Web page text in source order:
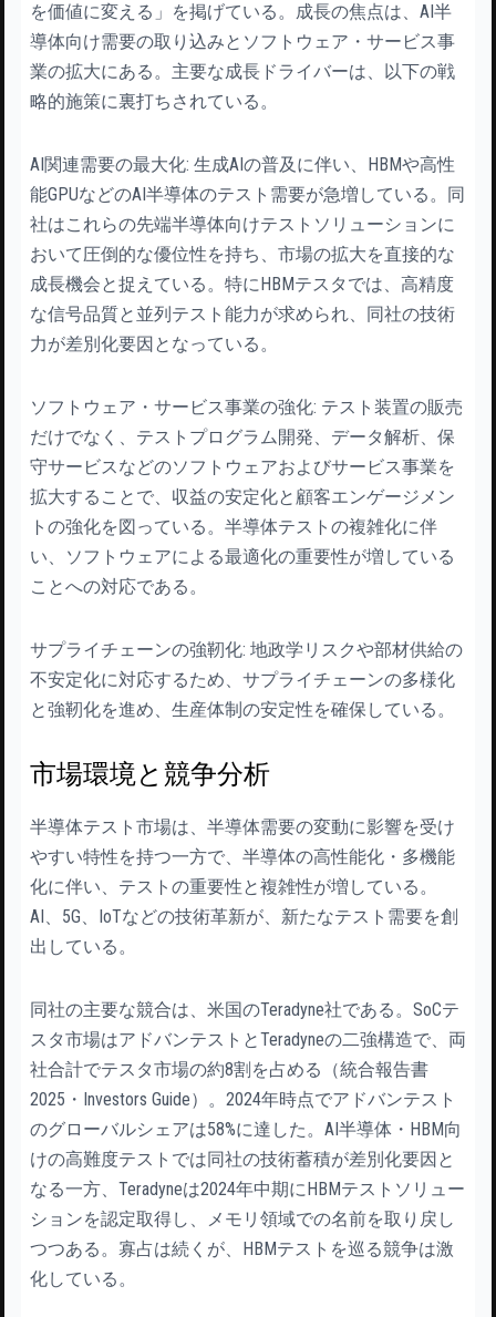
を価値に変える」を掲げている。成長の焦点は、AI半
導体向け需要の取り込みとソフトウェア・サービス事
業の拡大にある。主要な成長ドライバーは、以下の戦
略的施策に裏打ちされている。
AI関連需要の最大化: 生成AIの普及に伴い、HBMや高性
能GPUなどのAI半導体のテスト需要が急増している。同
社はこれらの先端半導体向けテストソリューションに
おいて圧倒的な優位性を持ち、市場の拡大を直接的な
成長機会と捉えている。特にHBMテスタでは、高精度
な信号品質と並列テスト能力が求められ、同社の技術
力が差別化要因となっている。
ソフトウェア・サービス事業の強化: テスト装置の販売
だけでなく、テストプログラム開発、データ解析、保
守サービスなどのソフトウェアおよびサービス事業を
拡大することで、収益の安定化と顧客エンゲージメン
トの強化を図っている。半導体テストの複雑化に伴
い、ソフトウェアによる最適化の重要性が増している
ことへの対応である。
サプライチェーンの強靭化: 地政学リスクや部材供給の
不安定化に対応するため、サプライチェーンの多様化
と強靭化を進め、生産体制の安定性を確保している。
市場環境と競争分析
半導体テスト市場は、半導体需要の変動に影響を受け
やすい特性を持つ一方で、半導体の高性能化・多機能
化に伴い、テストの重要性と複雑性が増している。
AI、5G、IoTなどの技術革新が、新たなテスト需要を創
出している。
同社の主要な競合は、米国のTeradyne社である。SoCテ
スタ市場はアドバンテストとTeradyneの二強構造で、両
社合計でテスタ市場の約8割を占める（統合報告書
2025・Investors Guide）。2024年時点でアドバンテスト
のグローバルシェアは58%に達した。AI半導体・HBM向
けの高難度テストでは同社の技術蓄積が差別化要因と
なる一方、Teradyneは2024年中期にHBMテストソリュー
ションを認定取得し、メモリ領域での名前を取り戻し
つつある。寡占は続くが、HBMテストを巡る競争は激
化している。